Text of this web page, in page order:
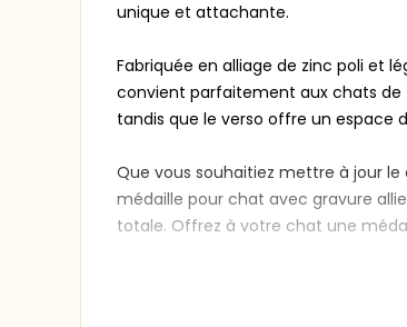
unique et attachante.
Fabriquée en alliage de zinc poli et
convient parfaitement aux chats de
tandis que le verso offre un espace
Que vous souhaitiez mettre à jour
médaille pour chat avec gravure
totale. Offrez à votre chat une